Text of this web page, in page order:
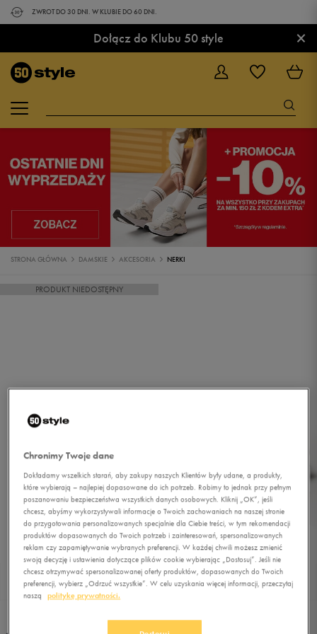
ZWROT DO 30 DNI. W KLUBIE DO 60 DNI.
Dołącz do Klubu 50 style ×
STRONA GŁÓWNA DAMSKIE AKCESORIA NERKI
PRODUKT NIEDOSTĘPNY
1/2
Chronimy Twoje dane
Dokładamy wszelkich starań, aby zakupy naszych Klientów były udane, a produkty,
które wybierają – najlepiej dopasowane do ich potrzeb. Robimy to jednak przy pełnym
poszanowaniu bezpieczeństwa wszystkich danych osobowych. Kliknij „OK”, jeśli
chcesz, abyśmy wykorzystywali informacje o Twoich zachowaniach na naszej stronie
do przygotowania personalizowanych specjalnie dla Ciebie treści, w tym rekomendacji
produktów dopasowanych do Twoich potrzeb i zainteresowań, spersonalizowanych
reklam czy zapamiętywanie wybranych preferencji. W każdej chwili możesz zmienić
swoją decyzję i ustawienia dotyczące plików cookie wybierając „Dostosuj”. Jeśli nie
chcesz otrzymywać spersonalizowanej oferty produktów, dopasowanych do Twoich
preferencji, wybierz „Odrzuć wszystkie”. W celu uzyskania więcej informacji, przeczytaj
naszą
politykę prywatności.